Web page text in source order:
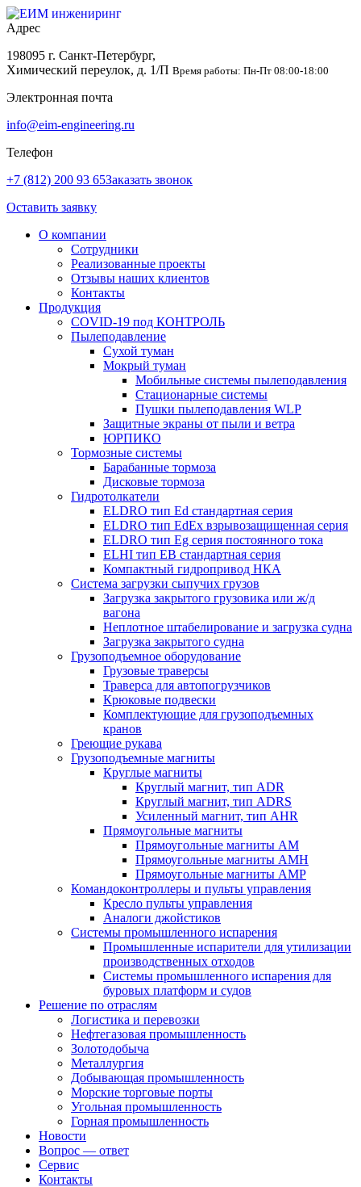
Адрес
198095 г. Санкт-Петербург,
Химический переулок, д. 1/П Время работы: Пн-Пт 08:00-18:00
Электронная почта
info@eim-engineering.ru
Телефон
+7 (812) 200 93 65Заказать звонок
Оставить заявку
О компании
Сотрудники
Реализованные проекты
Отзывы наших клиентов
Контакты
Продукция
COVID-19 под КОНТРОЛЬ
Пылеподавление
Сухой туман
Мокрый туман
Мобильные системы пылеподавления
Стационарные системы
Пушки пылеподавления WLP
Защитные экраны от пыли и ветра
ЮРПИКО
Тормозные системы
Барабанные тормоза
Дисковые тормоза
Гидротолкатели
ELDRO тип Ed стандартная серия
ELDRO тип EdEx взрывозащищенная серия
ELDRO тип Eg серия постоянного тока
ELHI тип ЕВ стандартная серия
Компактный гидропривод НКА
Система загрузки сыпучих грузов
Загрузка закрытого грузовика или ж/д
вагона
Неплотное штабелирование и загрузка судна
Загрузка закрытого судна
Грузоподъемное оборудование
Грузовые траверсы
Траверса для автопогрузчиков
Крюковые подвески
Комплектующие для грузоподъемных
кранов
Греющие рукава
Грузоподъемные магниты
Круглые магниты
Круглый магнит, тип ADR
Круглый магнит, тип ADRS
Усиленный магнит, тип AHR
Прямоугольные магниты
Прямоугольные магниты AM
Прямоугольные магниты AMH
Прямоугольные магниты AMP
Командоконтроллеры и пульты управления
Кресло пульты управления
Аналоги джойстиков
Системы промышленного испарения
Промышленные испарители для утилизации
производственных отходов
Системы промышленного испарения для
буровых платформ и судов
Решение по отраслям
Логистика и перевозки
Нефтегазовая промышленность
Золотодобыча
Металлургия
Добывающая промышленность
Морские торговые порты
Угольная промышленность
Горная промышленность
Новости
Вопрос — ответ
Сервис
Контакты